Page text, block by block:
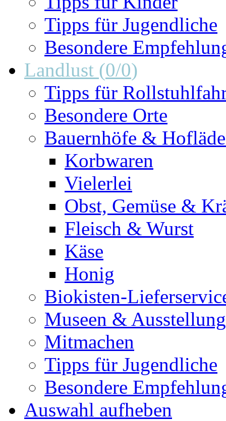
Tipps für Jugendliche
Besondere
Landlust (0/0)
Tipps für
Besondere Orte
Bauernhöfe &
Korbwaren
Vielerlei
Obst, Gemüse &
Fleisch & Wurst
Käse
Honig
Biokisten-
Museen &
Mitmachen
Tipps für Jugendliche
Besondere
Auswahl aufheben